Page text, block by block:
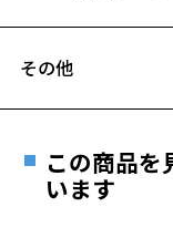
フレームと
安心1 フレ
その他
ご希望のお客さま
最寄りのZoff実店
※サングラスやパ
この商品を
います